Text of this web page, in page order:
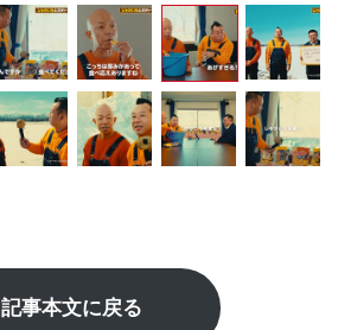
記事本文に戻る